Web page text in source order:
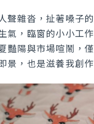
聲雜沓，扯著嗓子
氣，臨窗的小小工
豔陽與市場喧鬧，
景，也是滋養我創